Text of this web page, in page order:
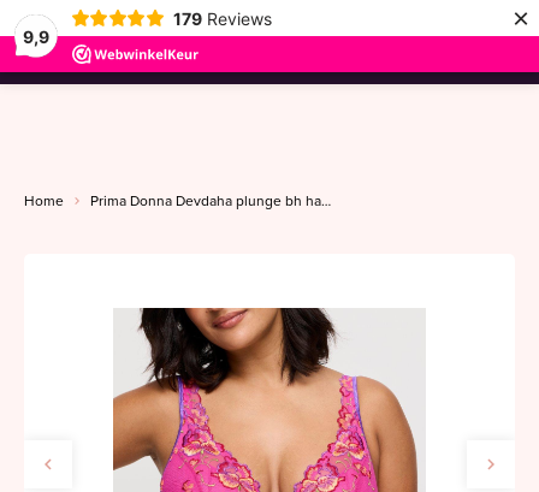
9,9
179 Reviews ×
menu
Home Prima Donna Devdaha plunge bh halve mousse C-G very berry